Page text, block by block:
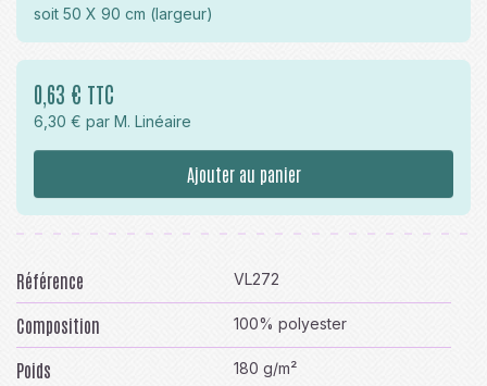
soit 50 X 90 cm (largeur)
0,63 € TTC
6,30 € par M. Linéaire
Ajouter au panier
Référence VL272
Composition 100% polyester
Poids 180 g/m²